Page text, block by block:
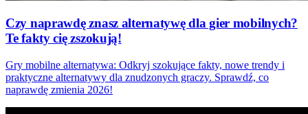
Czy naprawdę znasz alternatywę dla gier mobilnych?
Te fakty cię zszokują!
Gry mobilne alternatywa: Odkryj szokujące fakty, nowe trendy i
praktyczne alternatywy dla znudzonych graczy. Sprawdź, co
naprawdę zmienia 2026!